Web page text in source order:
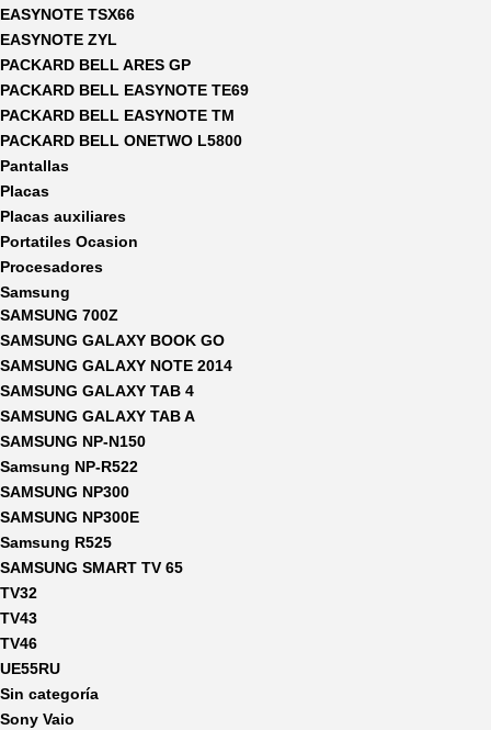
EASYNOTE TSX66
EASYNOTE ZYL
PACKARD BELL ARES GP
PACKARD BELL EASYNOTE TE69
PACKARD BELL EASYNOTE TM
PACKARD BELL ONETWO L5800
Pantallas
Placas
Placas auxiliares
Portatiles Ocasion
Procesadores
Samsung
SAMSUNG 700Z
SAMSUNG GALAXY BOOK GO
SAMSUNG GALAXY NOTE 2014
SAMSUNG GALAXY TAB 4
SAMSUNG GALAXY TAB A
SAMSUNG NP-N150
Samsung NP-R522
SAMSUNG NP300
SAMSUNG NP300E
Samsung R525
SAMSUNG SMART TV 65
TV32
TV43
TV46
UE55RU
Sin categoría
Sony Vaio